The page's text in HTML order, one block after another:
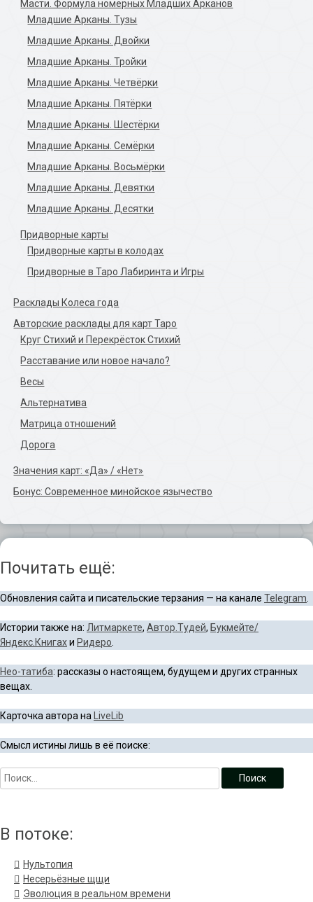
Масти. Формула номерных Младших Арканов
Младшие Арканы. Тузы
Младшие Арканы. Двойки
Младшие Арканы. Тройки
Младшие Арканы. Четвёрки
Младшие Арканы. Пятёрки
Младшие Арканы. Шестёрки
Младшие Арканы. Семёрки
Младшие Арканы. Восьмёрки
Младшие Арканы. Девятки
Младшие Арканы. Десятки
Придворные карты
Придворные карты в колодах
Придворные в Таро Лабиринта и Игры
Расклады Колеса года
Авторские расклады для карт Таро
Круг Стихий и Перекрёсток Стихий
Расставание или новое начало?
Весы
Альтернатива
Матрица отношений
Дорога
Значения карт: «Да» / «Нет»
Бонус: Современное минойское язычество
Почитать ещё:
Обновления сайта и писательские терзания — на канале Telegram
Истории также на: Литмаркете, Автор.Тудей, Букмейте/
Яндекс.Книгахи Ридеро
Нео-татиба: рассказы о настоящем, будущем и других странных
вещах.
Карточка автора на LiveLib
Смысл истины лишь в её поиске:
В потоке:
Нультопия
Несерьёзные щщи
Эволюция в реальном времени